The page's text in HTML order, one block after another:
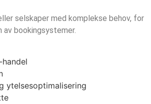
selskaper med komplekse behov, for
bookingsystemer.
ytelsesoptimalisering